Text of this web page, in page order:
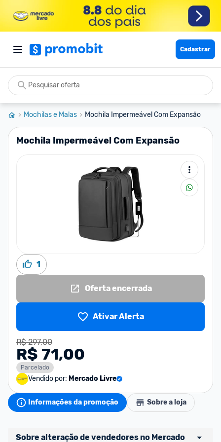
Cadastrar
Mochilas e Malas Mochila Impermeável Com Expansão
Mochila Impermeável Com Expansão
1
Oferta encerrada
Ativar Alerta
R$ 297,00
R$ 71,00
Parcelado
Vendido por: Mercado Livre
Informações da promoção Sobre a loja
Sobre alteração de vendedores no Mercado